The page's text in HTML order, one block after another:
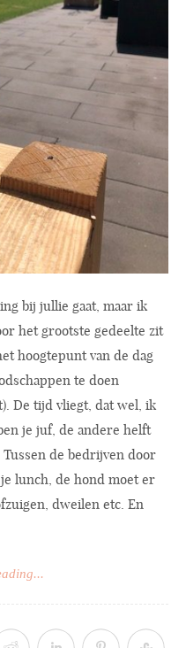
bij jullie gaat, maar ik
het grootste gedeelte zit
hoogtepunt van de dag
te doen
De tijd vliegt, dat wel, ik
je juf, de andere helft
de bedrijven door
lunch, de hond moet er
dweilen etc. En